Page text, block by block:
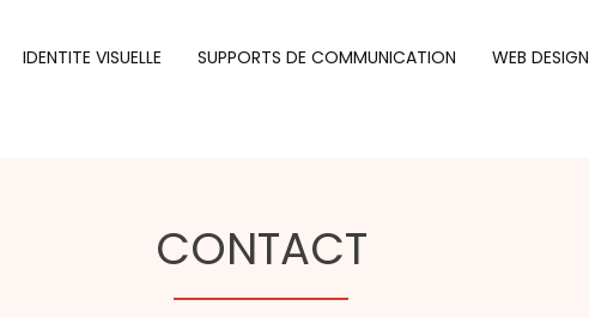
IDENTITE VISUELLE SUPPORTS DE COMMUNICATION WEB DESIGN
CONTACT